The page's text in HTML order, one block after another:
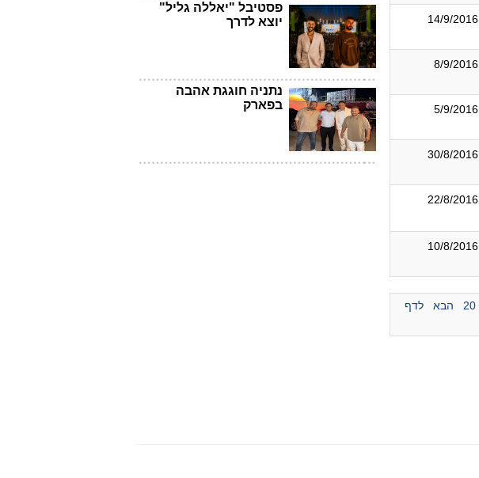
14/9/2016
8/9/2016
5/9/2016
30/8/2016
22/8/2016
10/8/2016
20 הבא
לדף
פסטיבל "יאללה גליל"
יוצא לדרך
נתניה חוגגת אהבה
בפארק